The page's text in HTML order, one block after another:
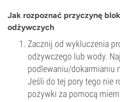
Jak rozpoznać przyczynę
odżywczych
Zacznij od wykluczenia
odżywczego lub wody.
podlewaniu/dokarmianiu
Jeśli do tej pory tego nie
pożywki za pomocą